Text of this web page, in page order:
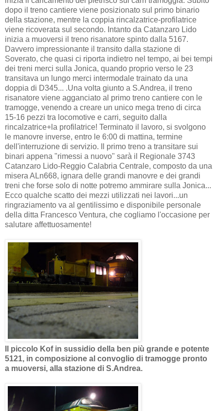
dopo il treno cantiere viene posizionato sul primo binario
della stazione, mentre la coppia rincalzatrice-profilatrice
viene ricoverata sul secondo. Intanto da Catanzaro Lido
inizia a muoversi il treno risanatore spinto dalla 5167.
Davvero impressionante il transito dalla stazione di
Soverato, che quasi ci riporta indietro nel tempo, ai bei tempi
dei treni merci sulla Jonica, quando proprio verso le 23
transitava un lungo merci intermodale trainato da una
doppia di D345... .Una volta giunto a S.Andrea, il treno
risanatore viene agganciato al primo treno cantiere con le
tramogge, venendo a creare un unico mega treno di circa
15-16 pezzi tra locomotive e carri, seguito dalla
rincalzatrice+la profilatrice! Terminato il lavoro, si svolgono
le manovre inverse, entro le 6:00 di mattina, termine
dell'interruzione di servizio. Il primo treno a transitare sui
binari appena "rimessi a nuovo" sarà il Regionale 3743
Catanzaro Lido-Reggio Calabria Centrale, composto da una
misera ALn668, ignara delle grandi manovre e dei grandi
treni che forse solo di notte potremo ammirare sulla Jonica...
Ecco qualche scatto dei mezzi utilizzati nei lavori...un
ringraziamento va al gentilissimo e disponibile personale
della ditta Francesco Ventura, che cogliamo l'occasione per
salutare affettuosamente!
Il piccolo Kof in sussidio della ben più grande e potente
5121, in composizione al convoglio di tramogge pronto
a muoversi, alla stazione di S.Andrea.